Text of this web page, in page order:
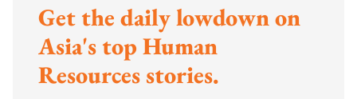
Get the daily lowdown on
Asia's top Human
Resources stories.